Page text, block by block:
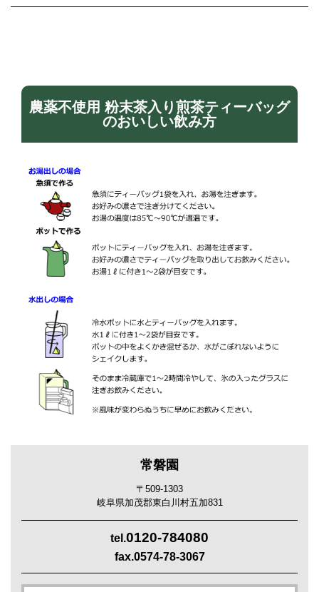
農薬不使用 粉末茶入り煎茶ティーバッグ
のおいしい飲み方
常磐園
〒509-1303
岐阜県加茂郡東白川村五加831
tel.0120-784080
fax.0574-78-3067